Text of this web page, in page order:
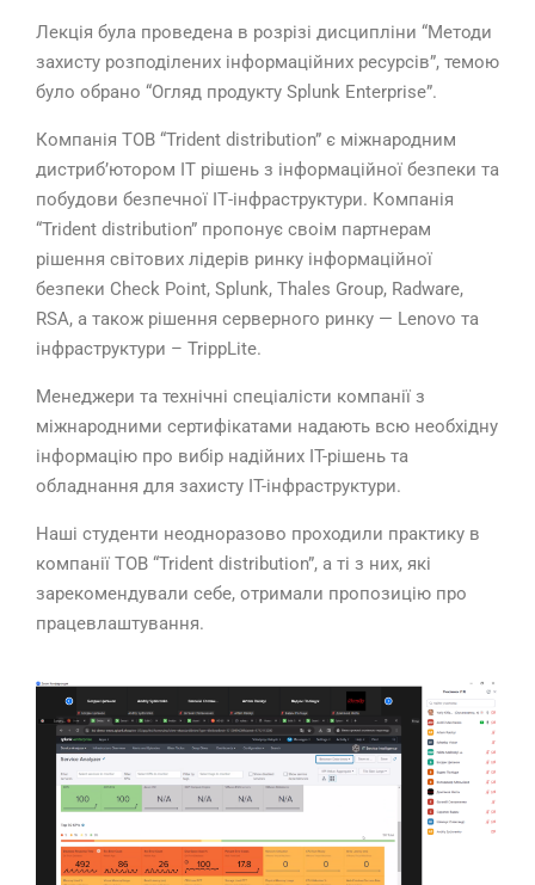
Лекція була проведена в розрізі дисципліни “Методи
захисту розподілених інформаційних ресурсів”, темою
було обрано “Огляд продукту Splunk Enterprise”.
Компанія ТОВ “Trident distribution” є міжнародним
дистриб’ютором ІТ рішень з інформаційної безпеки та
побудови безпечної ІТ-інфраструктури. Компанія
“Trident distribution” пропонує своім партнерам
рішення світових лідерів ринку інформаційної
безпеки Check Point, Splunk, Thales Group, Radware,
RSA, а також рішення серверного ринку — Lenovo та
інфраструктури – TrippLite.
Менеджери та технічні спеціалісти компанії з
міжнародними сертифікатами надають всю необхідну
інформацію про вибір надійних IT-рішень та
обладнання для захисту IT-інфраструктури.
Наші студенти неодноразово проходили практику в
компанії ТОВ “Trident distribution”, а ті з них, які
зарекомендували себе, отримали пропозицію про
працевлаштування.